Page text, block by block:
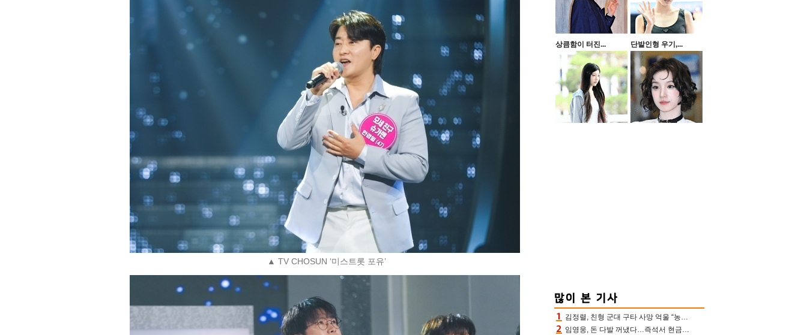
▲ TV CHOSUN ‘미스트롯 포유’
상큼함이 터진... 단발인형 우기,...
김정렬, 친형 군대 구타 사망 억울 “농약사 처리, 범인 찾았지만…엄마는 이미 치매”(데이앤나잇)
임영웅, 돈 다발 꺼냈다…즉석서 현금으로 수당 챙겨주는 ‘구단주’